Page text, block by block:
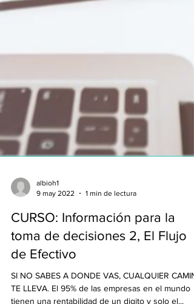
albioh1
1 min de lectura
CURSO: Información para la
de Efectivo